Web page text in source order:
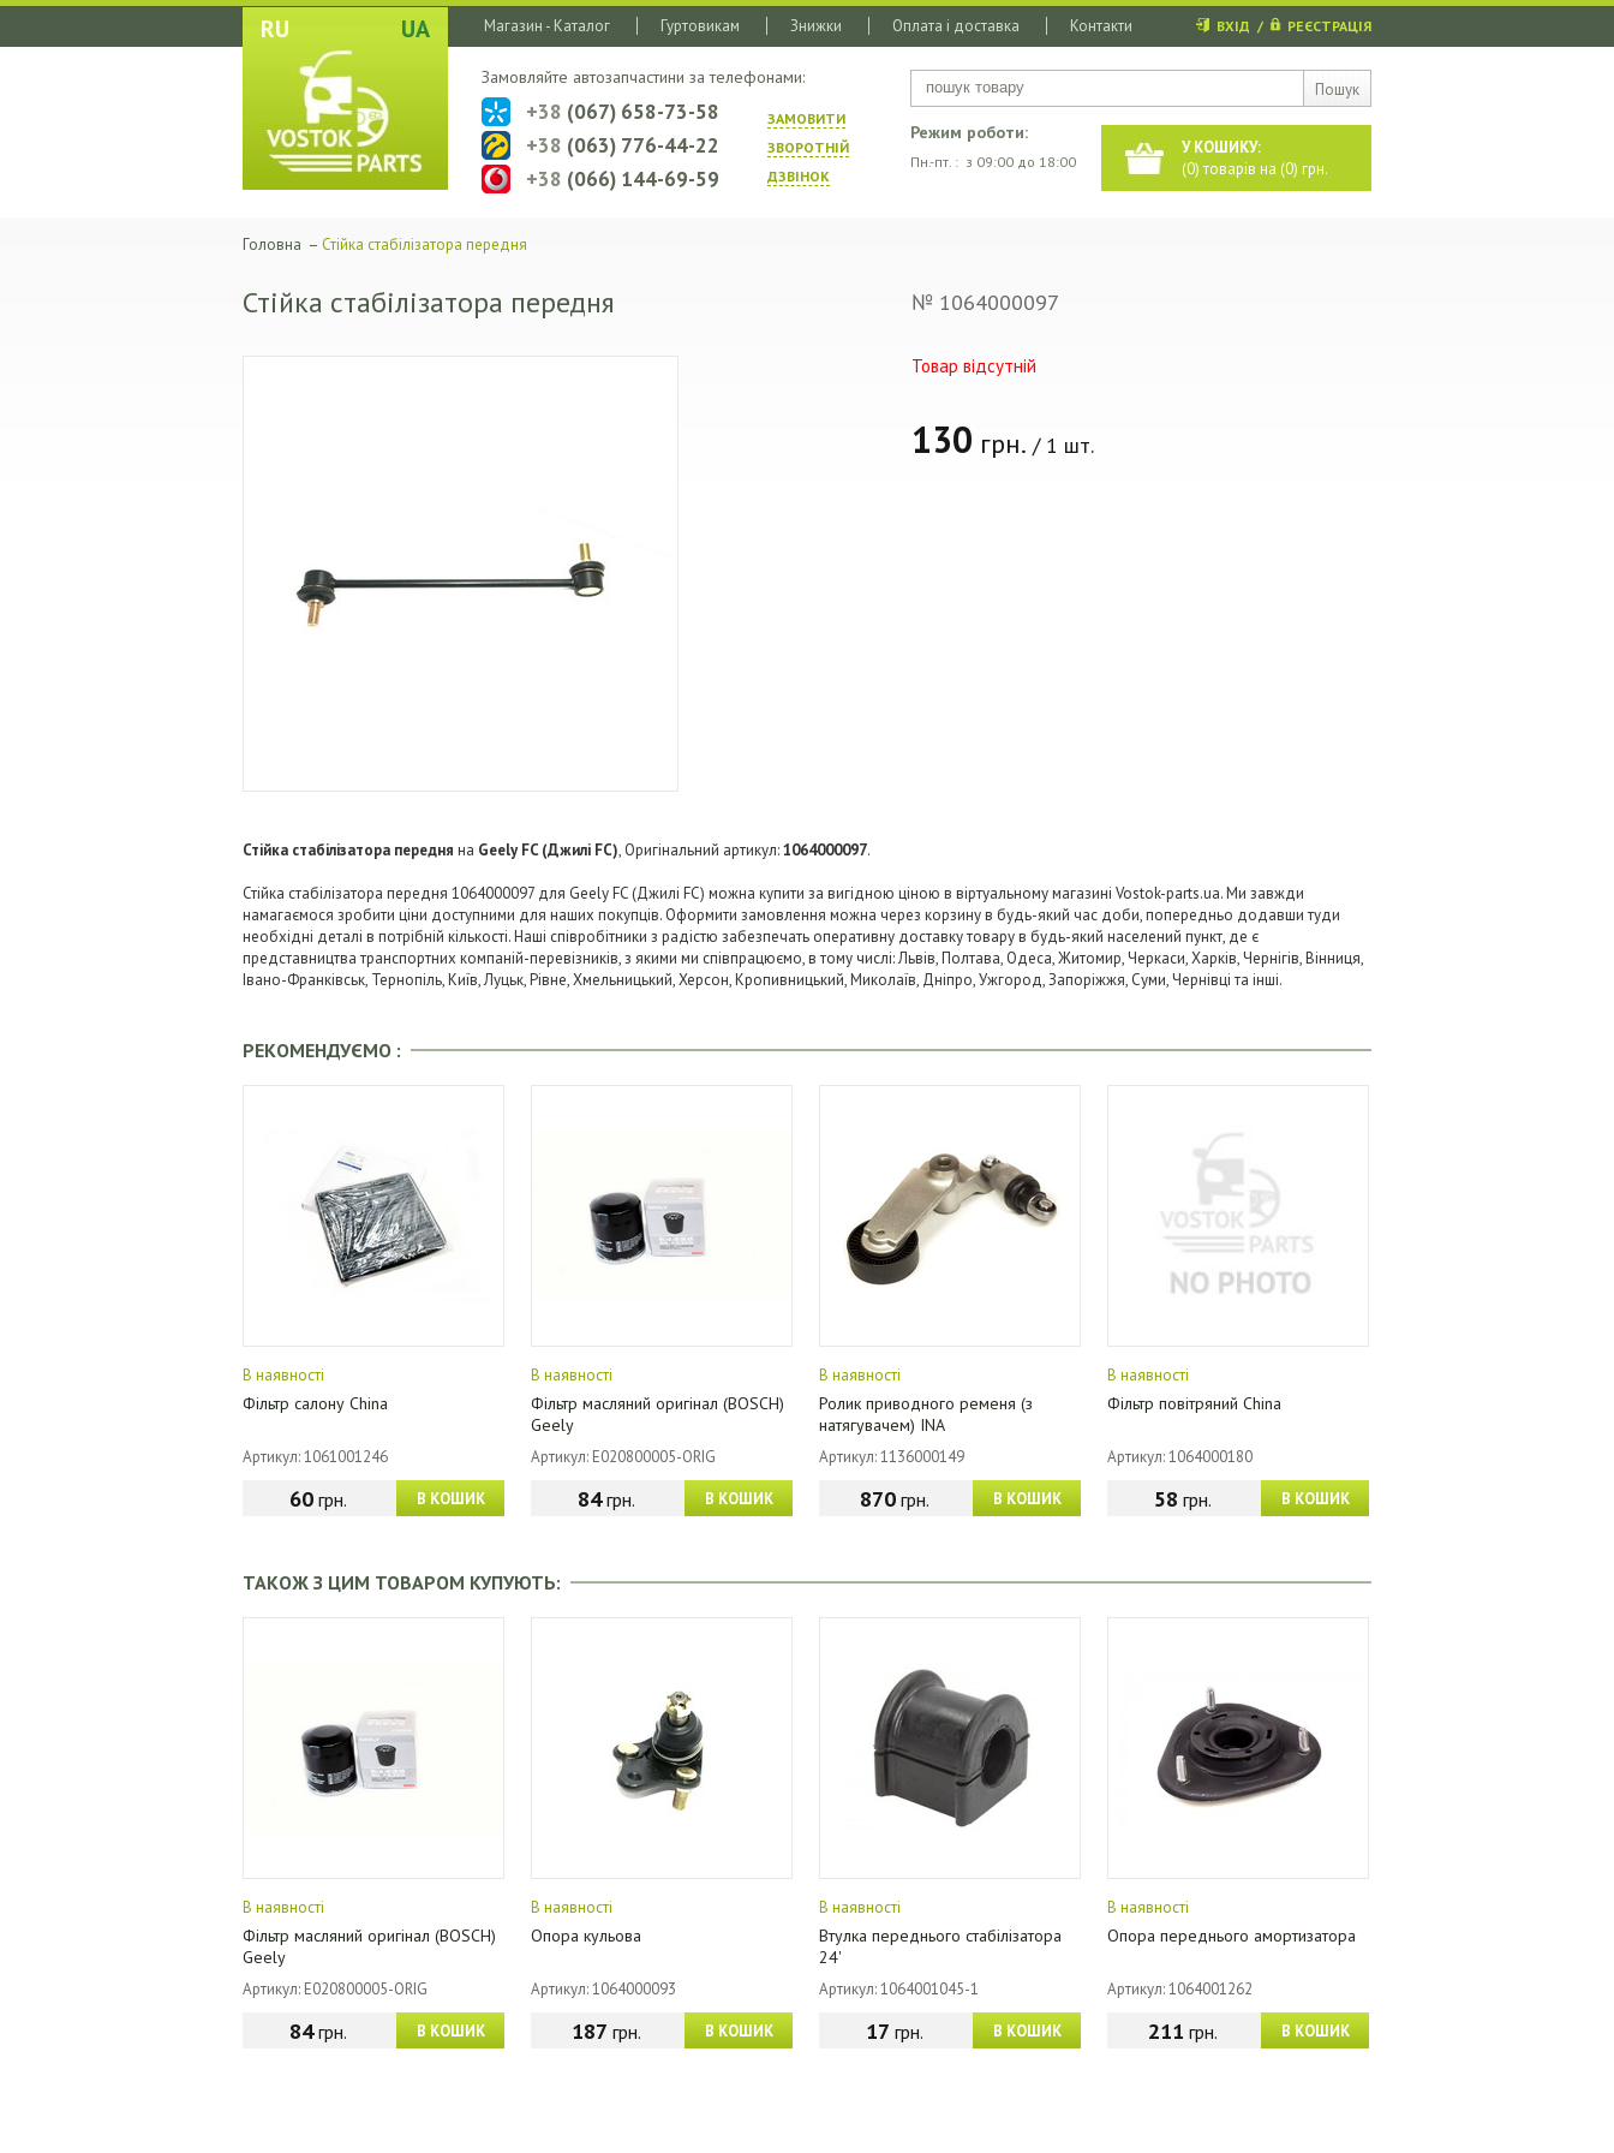
RU UA
Пошук
Магазин - Каталог Гуртовикам Знижки Оплата і доставка Контакти ВХІД / РЕЄСТРАЦІЯ
У КОШИКУ:
(0) товарів на (0) грн.
Режим роботи:
Пн.-пт. : з 09:00 до 18:00
Замовляйте автозапчастини за телефонами:
ЗАМОВИТИ
ЗВОРОТНIЙ
ДЗВIНОК
+38 (067) 658-73-58
+38 (063) 776-44-22
+38 (066) 144-69-59
Головна – Стійка стабілізатора передня
Стійка стабілізатора передня № 1064000097
Товар відсутній
130 грн. / 1 шт.
Стійка стабілізатора передня на Geely FC (Джилі FC), Оригінальний артикул:1064000097.
Стійка стабілізатора передня 1064000097 для Geely FC (Джилі FC) можна купити за вигідною ціною в віртуальному магазині Vostok-parts.ua. Ми завжди
намагаємося зробити ціни доступними для наших покупців. Оформити замовлення можна через корзину в будь-який час доби, попередньо додавши туди
необхідні деталі в потрібній кількості. Наші співробітники з радістю забезпечать оперативну доставку товару в будь-який населений пункт, де є
представництва транспортних компаній-перевізників, з якими ми співпрацюємо, в тому числі: Львів, Полтава, Одеса, Житомир, Черкаси, Харків, Чернігів, Вінниця,
Івано-Франківськ, Тернопіль, Київ, Луцьк, Рівне, Хмельницький, Херсон, Кропивницький, Миколаїв, Дніпро, Ужгород, Запоріжжя, Суми, Чернівці та інші.
РЕКОМЕНДУЄМО :
В наявності
Фільтр салону China
Артикул: 1061001246
В КОШИК
60грн.
В наявності
Фільтр масляний оригінал (BOSCH)
Geely
Артикул: E020800005-ORIG
В КОШИК
84грн.
В наявності
Ролик приводного ременя (з
натягувачем) INA
Артикул: 1136000149
В КОШИК
870грн.
В наявності
Фільтр повітряний China
Артикул: 1064000180
В КОШИК
58 грн.
ТАКОЖ З ЦИМ ТОВАРОМ КУПУЮТЬ:
В наявності
Фільтр масляний оригінал (BOSCH)
Geely
Артикул: E020800005-ORIG
В КОШИК
84грн.
В наявності
Опора кульова
Артикул: 1064000093
В КОШИК
187 грн.
В наявності
Втулка переднього стабілізатора
24'
Артикул: 1064001045-1
В КОШИК
17 грн.
В наявності
Опора переднього амортизатора
Артикул: 1064001262
В КОШИК
211 грн.